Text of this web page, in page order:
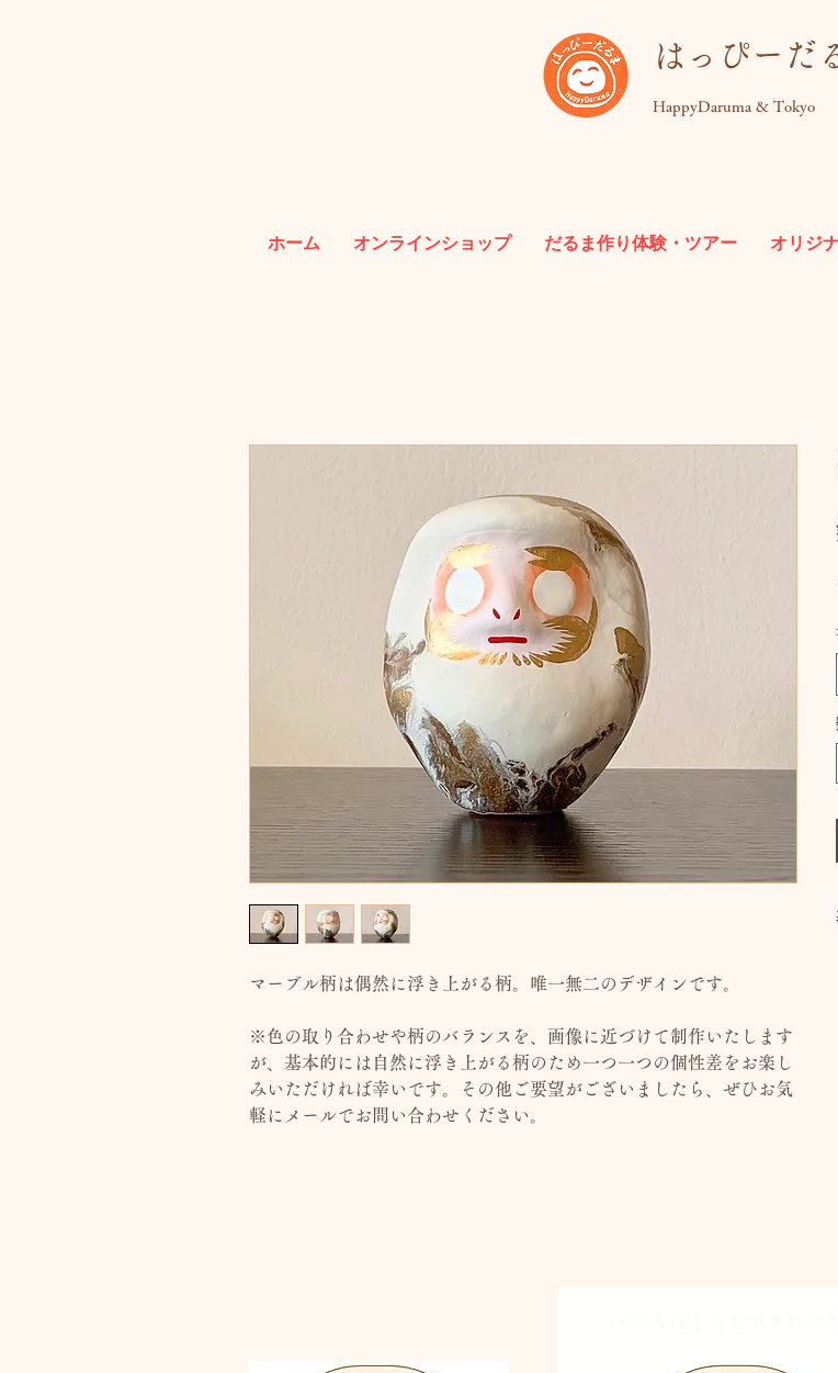
はっぴーだ
HappyDaruma & Tokyo
ホーム オンラインショップ だるま作り体験・ツアー オリジ
マーブル柄は偶然に浮き上がる柄。唯一無二のデザインです。
※色の取り合わせや柄のバランスを、画像に近づけて制作いたします
が、基本的には自然に浮き上がる柄のため一つ一つの個性差をお楽し
みいただければ幸いです。その他ご要望がございましたら、ぜひお気
軽にメールでお問い合わせください。